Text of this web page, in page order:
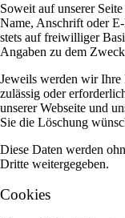
Soweit auf unserer
Name, Anschrift oder
stets auf freiwilliger
Angaben zu dem
Jeweils werden wir Ihre
zulässig oder
unserer Webseite und
Sie die Löschung
Diese Daten werden
Dritte weitergegeben.
Cookies